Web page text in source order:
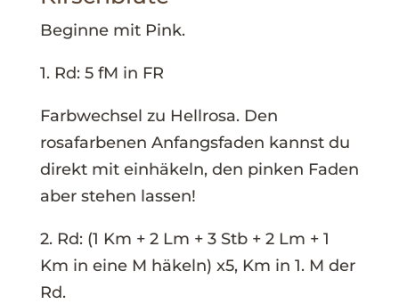
Beginne mit Pink.
1. Rd: 5 fM in FR
Farbwechsel zu Hellrosa. Den
rosafarbenen Anfangsfaden kannst du
direkt mit einhäkeln, den pinken Faden
aber stehen lassen!
2. Rd: (1 Km + 2 Lm + 3 Stb + 2 Lm + 1
Km in eine M häkeln) x5, Km in 1. M der
Rd.